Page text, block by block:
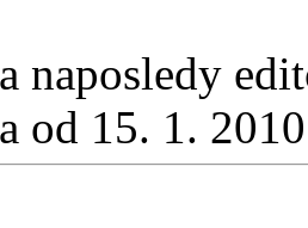
naposledy
od 15. 1.